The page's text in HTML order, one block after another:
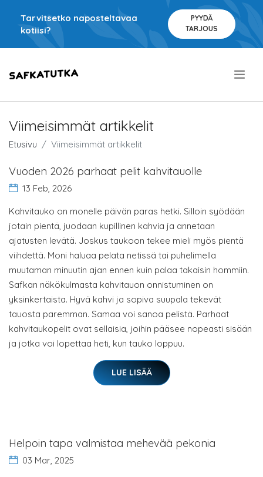
Tarvitsetko naposteltavaa
kotiisi?
PYYDÄ
TARJOUS
Viimeisimmät artikkelit
Etusivu Viimeisimmät artikkelit
Vuoden 2026 parhaat pelit kahvitauolle
13 Feb, 2026
Kahvitauko on monelle päivän paras hetki. Silloin syödään
jotain pientä, juodaan kupillinen kahvia ja annetaan
ajatusten levätä. Joskus taukoon tekee mieli myös pientä
viihdettä. Moni haluaa pelata netissä tai puhelimella
muutaman minuutin ajan ennen kuin palaa takaisin hommiin.
Safkan näkökulmasta kahvitauon onnistuminen on
yksinkertaista. Hyvä kahvi ja sopiva suupala tekevät
tauosta paremman. Samaa voi sanoa pelistä. Parhaat
kahvitaukopelit ovat sellaisia, joihin pääsee nopeasti sisään
ja jotka voi lopettaa heti, kun tauko loppuu.
LUE LISÄÄ
Helpoin tapa valmistaa mehevää pekonia
03 Mar, 2025